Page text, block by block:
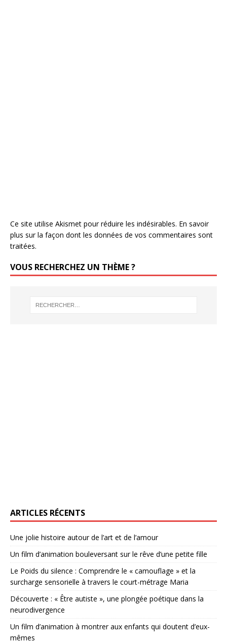
Ce site utilise Akismet pour réduire les indésirables. En savoir
plus sur la façon dont les données de vos commentaires sont
traitées.
VOUS RECHERCHEZ UN THÈME ?
ARTICLES RÉCENTS
Une jolie histoire autour de l’art et de l’amour
Un film d’animation bouleversant sur le rêve d’une petite fille
Le Poids du silence : Comprendre le « camouflage » et la
surcharge sensorielle à travers le court-métrage Maria
Découverte : « Être autiste », une plongée poétique dans la
neurodivergence
Un film d’animation à montrer aux enfants qui doutent d’eux-
mêmes